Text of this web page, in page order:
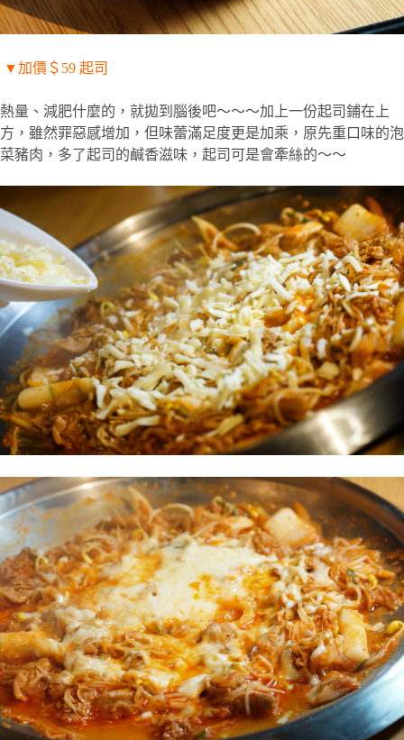
▼加價＄ 59 起司
熱量、減肥什麼的，就拋到腦後吧～～～加上一份起司鋪在上
方，雖然罪惡感增加，但味蕾滿足度更是加乘，原先重口味的泡
菜豬肉，多了起司的鹹香滋味，起司可是會牽絲的～～